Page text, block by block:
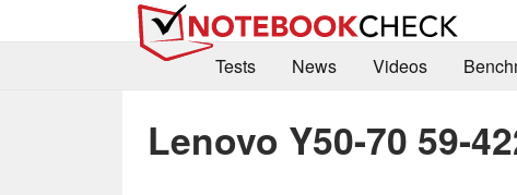
Tests
News Videos
Lenovo Y50-70 59-